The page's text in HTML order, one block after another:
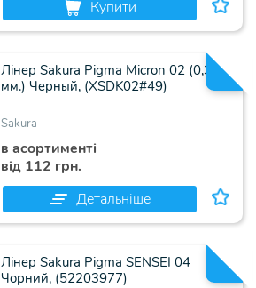
Купити
Лінер Sakura Pigma Micron 02 (0,3
мм.) Черный, (XSDK02#49)
Sakura
в асортименті
від 112 грн.
Детальніше
Лінер Sakura Pigma SENSEI 04
Чорний, (52203977)